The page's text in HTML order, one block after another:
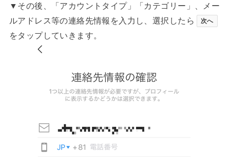
▼その後、「アカウントタイプ」「カテゴリー」、メー
ルアドレス等の連絡先情報を入力し、選択したら
次へ
をタップしていきます。